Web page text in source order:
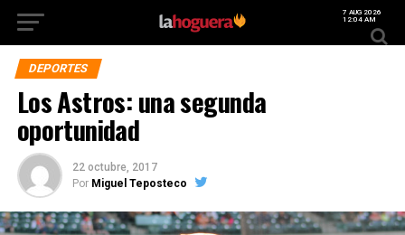
7 AUG 2026
12:04 AM
DEPORTES
Los Astros: una segunda
oportunidad
22 octubre, 2017
Por Miguel Teposteco